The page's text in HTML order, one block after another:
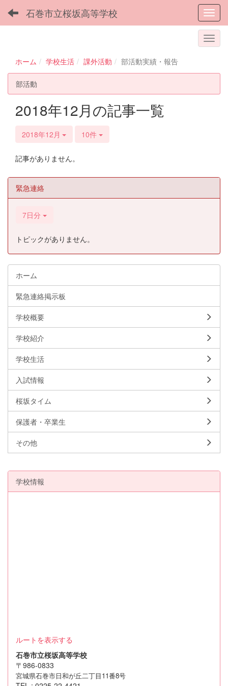
石巻市立桜坂高等学校
ホーム 学校生活 課外活動 部活動実績・報告
部活動
2018年12月の記事一覧
2018年12月 10件
記事がありません。
緊急連絡
7日分
トピックがありません。
ホーム
緊急連絡掲示板
学校概要
学校紹介
学校生活
入試情報
桜坂タイム
保護者・卒業生
その他
学校情報
ルートを表示する
石巻市立桜坂高等学校
〒986-0833
宮城県石巻市日和が丘二丁目11番8号